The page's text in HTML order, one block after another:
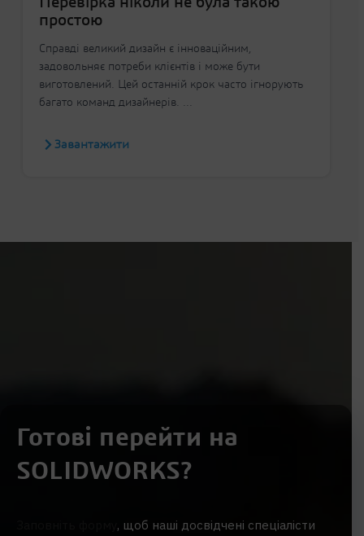
простою
Справді великий дизайн є інноваційним,
задовольняє потреби клієнтів і може бути
виготовлений. Цей останній крок часто ігнорують
багато команд дизайнерів. ...
Завантажити
Готові перейти на
SOLIDWORKS?
, щоб наші досвідчені спеціалісти